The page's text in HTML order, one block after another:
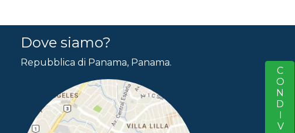
Dove siamo?
Repubblica di Panama, Panama.